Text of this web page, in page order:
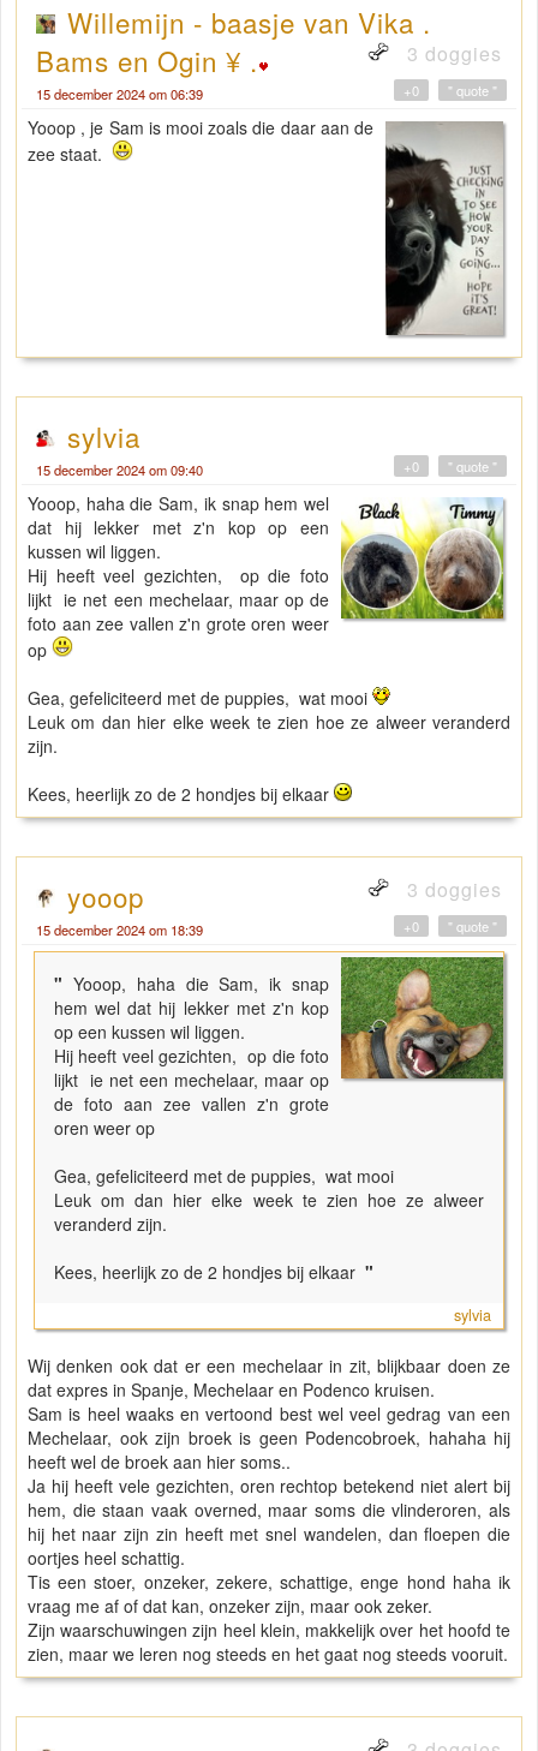
Willemijn - baasje van Vika .
Bams en Ogin ¥ .
3 doggies
15 december 2024 om 06:39 " quote "
+0
Yooop , je Sam is mooi zoals die daar aan de
zee staat.
sylvia
15 december 2024 om 09:40 " quote "
+0
Yooop, haha die Sam, ik snap hem wel
dat hij lekker met z'n kop op een
kussen wil liggen.
Hij heeft veel gezichten, op die foto
lijkt ie net een mechelaar, maar op de
foto aan zee vallen z'n grote oren weer
op
Gea, gefeliciteerd met de puppies, wat mooi
Leuk om dan hier elke week te zien hoe ze alweer veranderd
zijn.
Kees, heerlijk zo de 2 hondjes bij elkaar
yooop 3 doggies
15 december 2024 om 18:39 " quote "
+0
" Yooop, haha die Sam, ik snap
hem wel dat hij lekker met z'n kop
op een kussen wil liggen.
Hij heeft veel gezichten, op die foto
lijkt ie net een mechelaar, maar op
de foto aan zee vallen z'n grote
oren weer op
Gea, gefeliciteerd met de puppies, wat mooi
Leuk om dan hier elke week te zien hoe ze alweer
veranderd zijn.
Kees, heerlijk zo de 2 hondjes bij elkaar "
sylvia
Wij denken ook dat er een mechelaar in zit, blijkbaar doen ze
dat expres in Spanje, Mechelaar en Podenco kruisen.
Sam is heel waaks en vertoond best wel veel gedrag van een
Mechelaar, ook zijn broek is geen Podencobroek, hahaha hij
heeft wel de broek aan hier soms..
Ja hij heeft vele gezichten, oren rechtop betekend niet alert bij
hem, die staan vaak overned, maar soms die vlinderoren, als
hij het naar zijn zin heeft met snel wandelen, dan floepen die
oortjes heel schattig.
Tis een stoer, onzeker, zekere, schattige, enge hond haha ik
vraag me af of dat kan, onzeker zijn, maar ook zeker.
Zijn waarschuwingen zijn heel klein, makkelijk over het hoofd te
zien, maar we leren nog steeds en het gaat nog steeds vooruit.